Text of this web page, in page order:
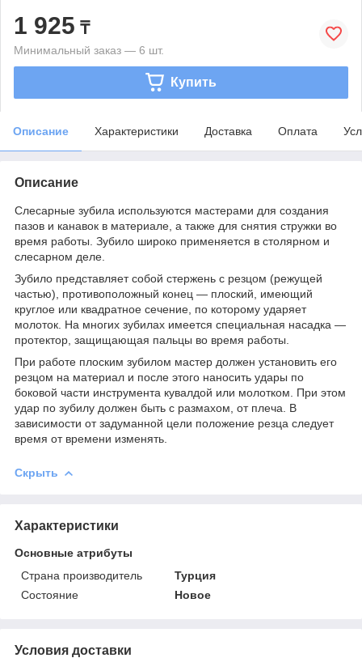
1 925 ₸
Минимальный заказ — 6 шт.
Купить
Описание Характеристики Доставка Оплата
Описание
Слесарные зубила используются мастерами для создания
пазов и канавок в материале, а также для снятия стружки во
время работы. Зубило широко применяется в столярном и
слесарном деле.
Зубило представляет собой стержень с резцом (режущей
частью), противоположный конец — плоский, имеющий
круглое или квадратное сечение, по которому ударяет
молоток. На многих зубилах имеется специальная насадка ―
протектор, защищающая пальцы во время работы.
При работе плоским зубилом мастер должен установить его
резцом на материал и после этого наносить удары по
боковой части инструмента кувалдой или молотком. При этом
удар по зубилу должен быть с размахом, от плеча. В
зависимости от задуманной цели положение резца следует
время от времени изменять.
Скрыть
Характеристики
Основные атрибуты
Страна производитель
Турция
Состояние
Новое
Условия доставки